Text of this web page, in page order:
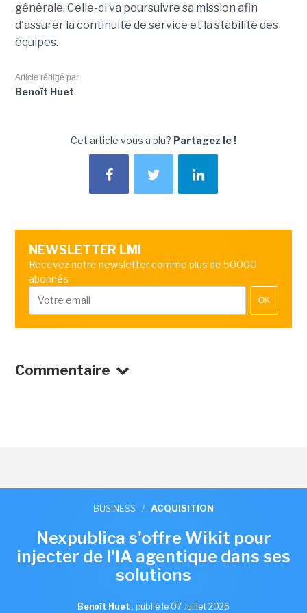
générale. Celle-ci va poursuivre sa mission afin
d'assurer la continuité de service et la stabilité des
équipes.
Article rédigé par
Benoît Huet
Cet article vous a plu? Partagez le !
NEWSLETTER LMI
Recevez notre newsletter comme plus de 50000
abonnés
OK
Commentaire
BUSINESS / ACQUISITION
Nexpublica s'offre Wikit pour
injecter de l'IA agentique dans ses
solutions
Benoît Huet , publié le 07 Juillet 2026